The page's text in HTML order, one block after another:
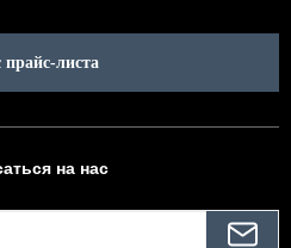
прайс-листа
на нас